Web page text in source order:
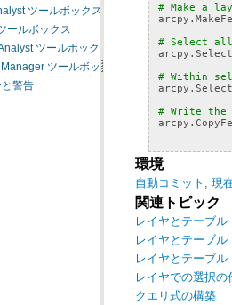
ツールボックス
ールボックス
ツールボックス
ツールボックス
と警告
# Make a
arcpy .
# Select all
arcpy .
# Within
arcpy .
# Write the
arcpy .
環境
自動コミット , 現
関連トピック
レイヤとテーブ
レイヤとテーブ
レイヤとテーブ
レイヤでの選択の
クエリ式の構築